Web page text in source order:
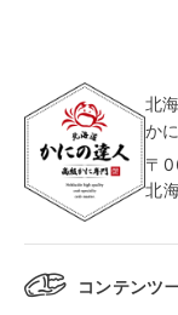
北
か
〒
北
コンテンツ